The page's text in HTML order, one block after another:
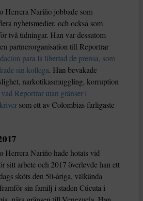
Herrera Nariño jobbade som
nyhetsmedier, och också som
två tidningar. Han var dessutom
partnerorganisation till Reportrar
para la libertad de prensa, som
sin kollega. Han bevakade
narkotikasmuggling, korruption
Reportrar utan gränser i
som ett av Colombias farligaste
Herrera Nariño hade hotats vid
sitt arbete och 2017 överlevde han ett
sköts den 50-åriga, välkända
sin familj i staden Cúcuta i